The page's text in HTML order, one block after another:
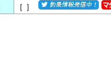
［ ］